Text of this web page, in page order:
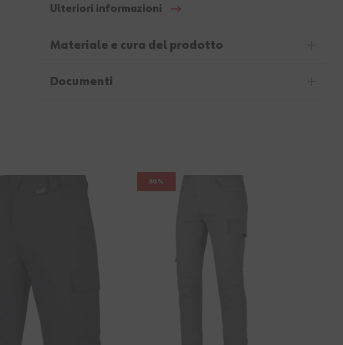
Ulteriori informazioni
Materiale e cura del prodotto
Documenti
50%